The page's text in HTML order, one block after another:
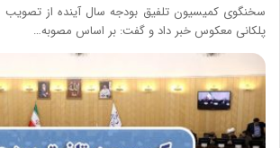
سخنگوی کمیسیون تلفیق بودجه سال آینده از
پلکانی معکوس خبر داد و گفت: بر اساس مصوبه…